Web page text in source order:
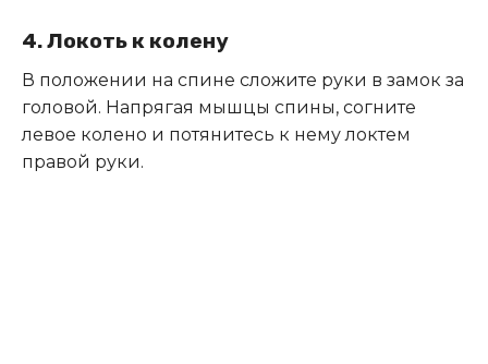
4. Локоть к колену
В положении на спине сложите руки в замок за
головой. Напрягая мышцы спины, согните
левое колено и потянитесь к нему локтем
правой руки.